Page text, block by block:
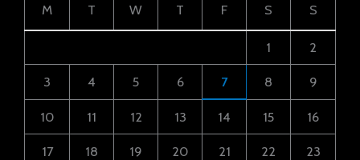
M T W T F S S
1 2
3 4 5 6 7 8 9
10 11 12 13 14 15 16
17 18 19 20 21 22 23